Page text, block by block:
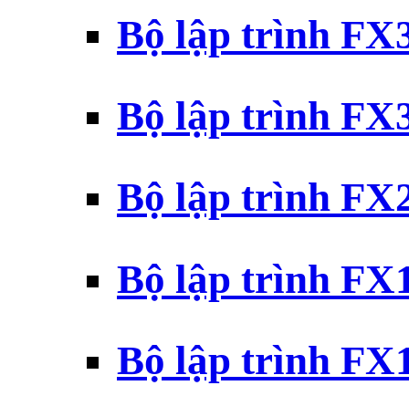
Bộ lập trình
Bộ lập trình
Bộ lập trình
Bộ lập trình
Bộ lập trình